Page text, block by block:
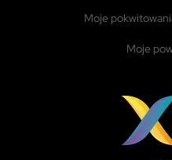
moje
moje